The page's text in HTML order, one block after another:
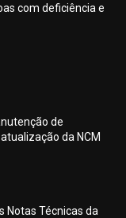
com deficiência e
de
da NCM
Notas Técnicas da